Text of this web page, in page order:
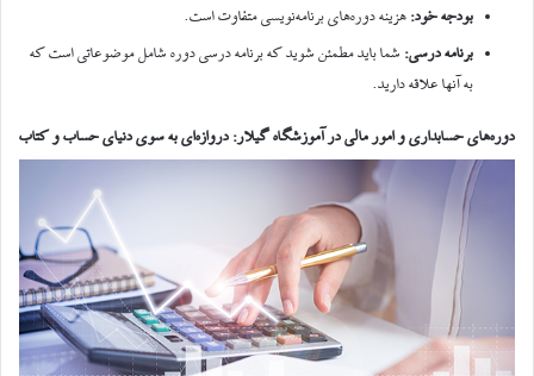
بودجه خود: هزینه دوره‌های برنامه‌نویسی متفاوت است.
برنامه درسی: شما باید مطمئن شوید که برنامه درسی دوره شامل موضوعاتی است که
به آنها علاقه دارید.
دوره‌های حسابداری و امور مالی در آموزشگاه گیلار: دروازه‌ای به سوی دنیای حساب و کتاب